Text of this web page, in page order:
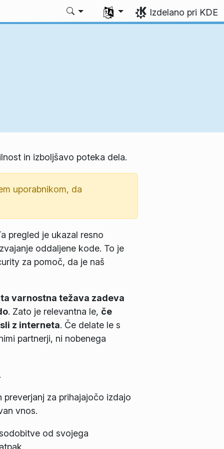
Izberite svoj jezik
Izdelano pri KDE
in izboljšavo poteka dela.
uporabnikom, da
pregled je ukazal resno
oddaljene kode. To je
za pomoč, da je naš
ta varnostna težava zadeva
. Zato je relevantna le, če
z interneta. Če delate le s
partnerji, ni nobenega
za prihajajočo izdajo
vnos.
od svojega